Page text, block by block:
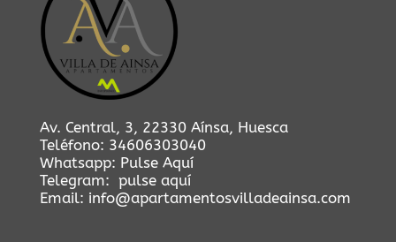
Av. Central, 3, 22330 Aínsa, Huesca
Teléfono: 34606303040
Whatsapp: Pulse Aquí
Telegram: pulse aquí
Email: info@apartamentosvilladeainsa.com